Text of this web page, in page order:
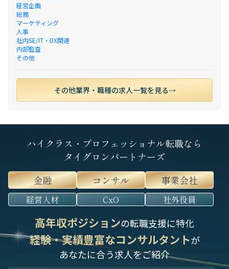
経営企画
総務
マーケティング
人事
社内SE/IT・DX関連
内部監査
その他
その他業界・職種の求人一覧を見る
ハイクラス・プロフェッショナル転職なら
タイグロンパートナーズ
金融
コンサル 事業会社
経営人材 CxO 社外役員
高年収ポジションの転職支援に特化
経験・実績豊富なコンサルタントが
あなたに合う求人をご紹介